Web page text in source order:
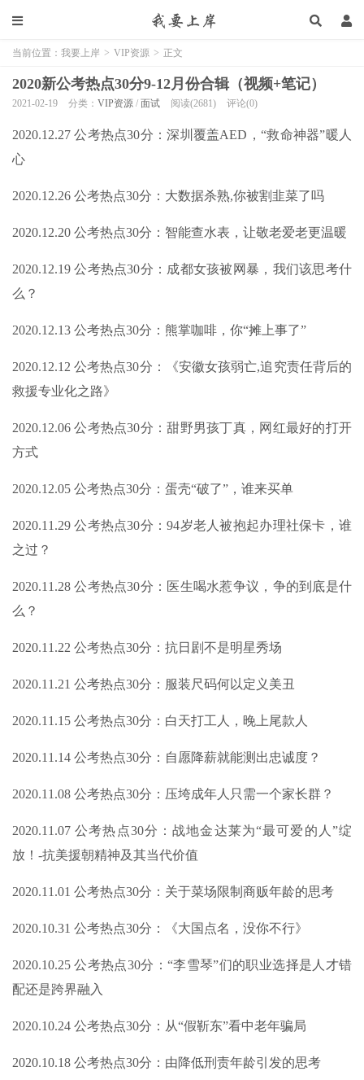
当前位置： 我要上岸 > VIP资源 > 正文
2020新公考热点30分9-12月份合辑（视频+笔记）
2021-02-19 分类： VIP资源 / 面试 阅读(2681) 评论(0)
2020.12.27 公考热点30分：深圳覆盖AED，“救命神器”暖人
心
2020.12.26 公考热点30分：大数据杀熟,你被割韭菜了吗
2020.12.20 公考热点30分：智能查水表，让敬老爱老更温暖
2020.12.19 公考热点30分：成都女孩被网暴，我们该思考什
么？
2020.12.13 公考热点30分：熊掌咖啡，你“摊上事了”
2020.12.12 公考热点30分：《安徽女孩弱亡,追究责任背后的
救援专业化之路》
2020.12.06 公考热点30分：甜野男孩丁真，网红最好的打开
方式
2020.12.05 公考热点30分：蛋壳“破了”，谁来买单
2020.11.29 公考热点30分：94岁老人被抱起办理社保卡，谁
之过？
2020.11.28 公考热点30分：医生喝水惹争议，争的到底是什
么？
2020.11.22 公考热点30分：抗日剧不是明星秀场
2020.11.21 公考热点30分：服装尺码何以定义美丑
2020.11.15 公考热点30分：白天打工人，晚上尾款人
2020.11.14 公考热点30分：自愿降薪就能测出忠诚度？
2020.11.08 公考热点30分：压垮成年人只需一个家长群？
2020.11.07 公考热点30分：战地金达莱为“最可爱的人”绽
放！-抗美援朝精神及其当代价值
2020.11.01 公考热点30分：关于菜场限制商贩年龄的思考
2020.10.31 公考热点30分：《大国点名，没你不行》
2020.10.25 公考热点30分：“李雪琴”们的职业选择是人才错
配还是跨界融入
2020.10.24 公考热点30分：从“假靳东”看中老年骗局
2020.10.18 公考热点30分：由降低刑责年龄引发的思考